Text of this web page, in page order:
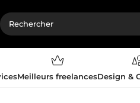
Meilleurs freelancesDesign &